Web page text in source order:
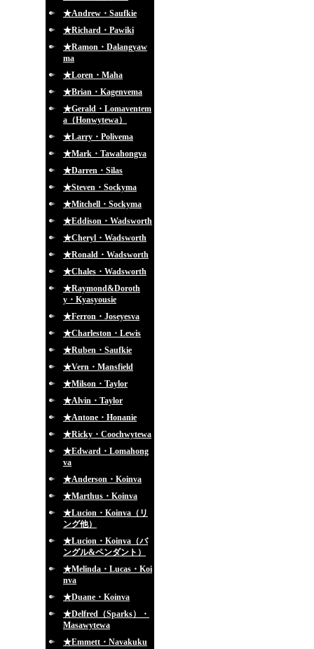
★Andrew・Saufkie
★Richard・Pawiki
★Ramon・Dalangyaw
ma
★Loren・Maha
★Brian・Kagenvema
★Gerald・Lomaventem
a（Honwytewa）
★Larry・Polivema
★Mark・Tawahongva
★Darren・Silas
★Steven・Sockyma
★Mitchell・Sockyma
★Eddison・Wadsworth
★Cheryl・Wadsworth
★Ronald・Wadsworth
★Chales・Wadsworth
★Raymond&Doroth
y・Kyasyousie
★Ferron・Joseyesva
★Charleston・Lewis
★Ruben・Saufkie
★Vern・Mansfield
★Milson・Taylor
★Alvin・Taylor
★Antone・Honanie
★Ricky・Coochwytewa
★Edward・Lomahong
va
★Anderson・Koinva
★Marthus・Koinva
★Lucion・Koinva（リ
ング他）
★Lucion・Koinva（バ
ングル&ペンダント）
★Melinda・Lucas・Koi
nva
★Duane・Koinva
★Delfred（Sparks）・
Masawytewa
★Emmett・Navakuku